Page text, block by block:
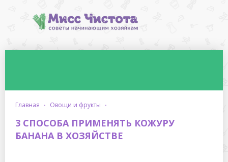
главная · овощи и фрукты ·
3 СПОСОБА ПРИМЕНЯТЬ КОЖУРУ
БАНАНА В ХОЗЯЙСТВЕ